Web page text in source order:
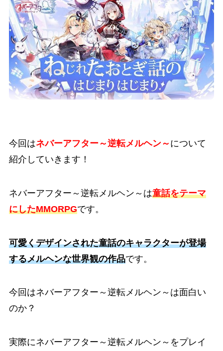
今回はネバーアフター～逆転メルヘン～ について
紹介していきます！
ネバーアフター～逆転メルヘン～は童話をテーマ
にしたMMORPGです。
可愛くデザインされた童話のキャラクターが登場
するメルヘンな世界観の作品です。
今回はネバーアフター～逆転メルヘン～は面白い
のか？
実際にネバーアフター～逆転メルヘン～をプレイ